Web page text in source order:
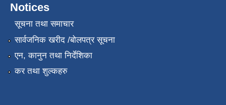
Notices
सूचना तथा समाचार
सार्वजनिक खरीद /बोलपत्र सूचना
एन, कानुन तथा निर्देशिका
कर तथा शुल्कहरु